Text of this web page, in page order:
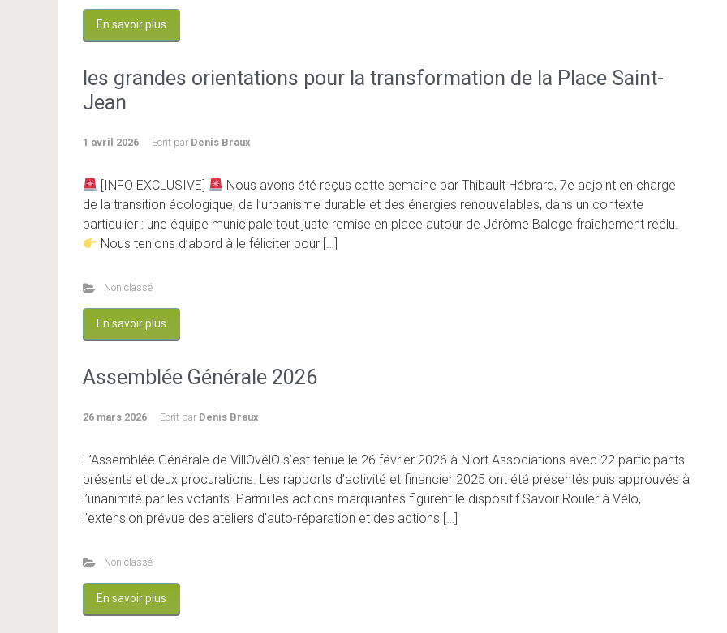
En savoir plus
les grandes orientations pour la transformation de la Place Saint-
Jean
1 avril 2026 Ecrit par Denis Braux
[INFO EXCLUSIVE]
Nous avons été reçus cette semaine par Thibault Hébrard, 7e adjoint en charge
de la transition écologique, de l’urbanisme durable et des énergies renouvelables, dans un contexte
particulier : une équipe municipale tout juste remise en place autour de Jérôme Baloge fraîchement réélu.
Nous tenions d’abord à le féliciter pour […]
Non classé
En savoir plus
Assemblée Générale 2026
26 mars 2026 Ecrit par Denis Braux
L’Assemblée Générale de VillOvélO s’est tenue le 26 février 2026 à Niort Associations avec 22 participants
présents et deux procurations. Les rapports d’activité et financier 2025 ont été présentés puis approuvés à
l’unanimité par les votants. Parmi les actions marquantes figurent le dispositif Savoir Rouler à Vélo,
l’extension prévue des ateliers d’auto-réparation et des actions […]
Non classé
En savoir plus